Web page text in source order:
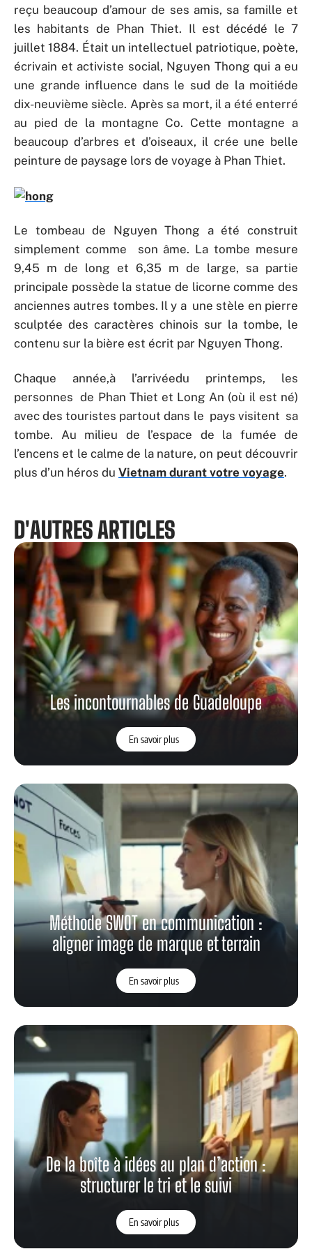
reçu beaucoup d’amour de ses amis, sa famille et
les habitants de Phan Thiet. Il est décédé le 7
juillet 1884. Était un intellectuel patriotique, poète,
écrivain et activiste social, Nguyen Thong qui a eu
une grande influence dans le sud de la moitiéde
dix-neuvième siècle. Après sa mort, il a été enterré
au pied de la montagne Co. Cette montagne a
beaucoup d’arbres et d’oiseaux, il crée une belle
peinture de paysage lors de voyage à Phan Thiet.
Le tombeau de Nguyen Thong a été construit
simplement comme son âme. La tombe mesure
9,45 m de long et 6,35 m de large, sa partie
principale possède la statue de licorne comme des
anciennes autres tombes. Il y a une stèle en pierre
sculptée des caractères chinois sur la tombe, le
contenu sur la bière est écrit par Nguyen Thong.
Chaque année,à l’arrivéedu printemps, les
personnes de Phan Thiet et Long An (où il est né)
avec des touristes partout dans le pays visitent sa
tombe. Au milieu de l’espace de la fumée de
l’encens et le calme de la nature, on peut découvrir
plus d’un héros du Vietnam durant votre voyage.
D'AUTRES ARTICLES
Les incontournables de Guadeloupe
En savoir plus
Méthode SWOT en communication :
aligner image de marque et terrain
En savoir plus
De la boîte à idées au plan d’action :
structurer le tri et le suivi
En savoir plus